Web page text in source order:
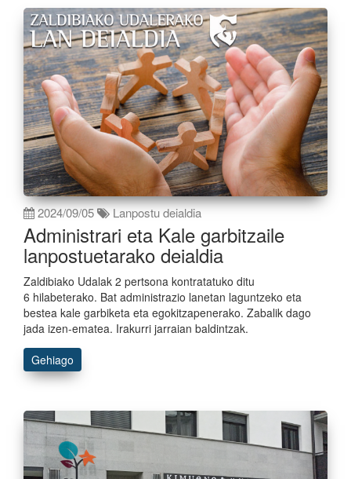
2024/09/05 Lanpostu deialdia
Administrari eta Kale garbitzaile
lanpostuetarako deialdia
Zaldibiako Udalak 2 pertsona kontratatuko ditu
6 hilabeterako. Bat administrazio lanetan laguntzeko eta
bestea kale garbiketa eta egokitzapenerako. Zabalik dago
jada izen-ematea. Irakurri jarraian baldintzak.
Gehiago